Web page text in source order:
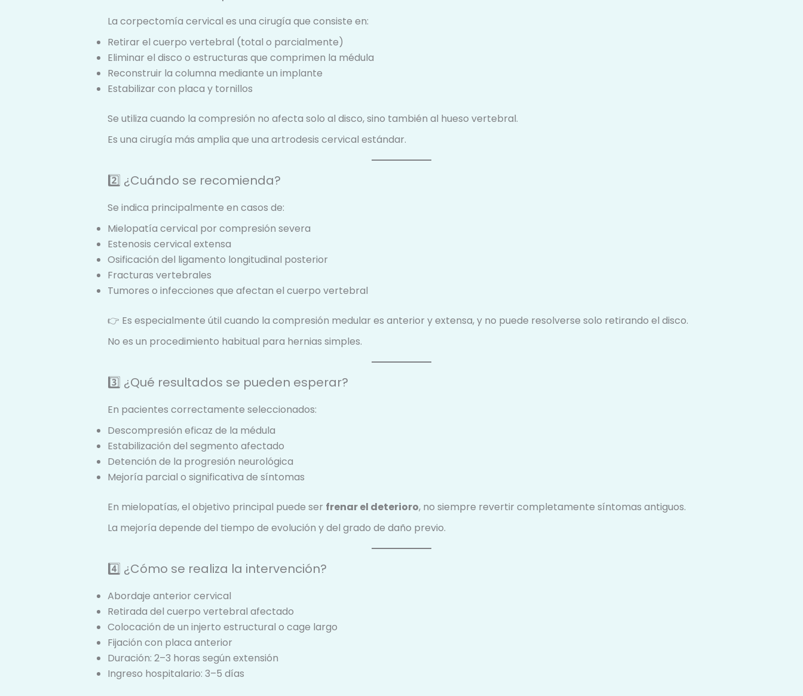
La corpectomía cervical es una cirugía que consiste en:
Retirar el cuerpo vertebral (total o parcialmente)
Eliminar el disco o estructuras que comprimen la médula
Reconstruir la columna mediante un implante
Estabilizar con placa y tornillos
Se utiliza cuando la compresión no afecta solo al disco, sino también al hueso vertebral.
Es una cirugía más amplia que una artrodesis cervical estándar.
2️⃣ ¿Cuándo se recomienda?
Se indica principalmente en casos de:
Mielopatía cervical por compresión severa
Estenosis cervical extensa
Osificación del ligamento longitudinal posterior
Fracturas vertebrales
Tumores o infecciones que afectan el cuerpo vertebral
👉 Es especialmente útil cuando la compresión medular es anterior y extensa, y no puede resolverse solo retirando el disco.
No es un procedimiento habitual para hernias simples.
3️⃣ ¿Qué resultados se pueden esperar?
En pacientes correctamente seleccionados:
Descompresión eficaz de la médula
Estabilización del segmento afectado
Detención de la progresión neurológica
Mejoría parcial o significativa de síntomas
En mielopatías, el objetivo principal puede ser frenar el deterioro, no siempre revertir completamente síntomas antiguos.
La mejoría depende del tiempo de evolución y del grado de daño previo.
4️⃣ ¿Cómo se realiza la intervención?
Abordaje anterior cervical
Retirada del cuerpo vertebral afectado
Colocación de un injerto estructural o cage largo
Fijación con placa anterior
Duración: 2–3 horas según extensión
Ingreso hospitalario: 3–5 días